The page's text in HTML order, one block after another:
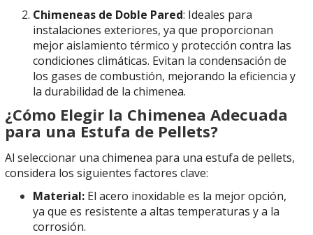
Chimeneas de Doble Pared: Ideales para
instalaciones exteriores, ya que proporcionan
mejor aislamiento térmico y protección contra las
condiciones climáticas. Evitan la condensación de
los gases de combustión, mejorando la eficiencia y
la durabilidad de la chimenea.
¿Cómo Elegir la Chimenea Adecuada
para una Estufa de Pellets?
Al seleccionar una chimenea para una estufa de pellets,
considera los siguientes factores clave:
Material: El acero inoxidable es la mejor opción,
ya que es resistente a altas temperaturas y a la
corrosión.